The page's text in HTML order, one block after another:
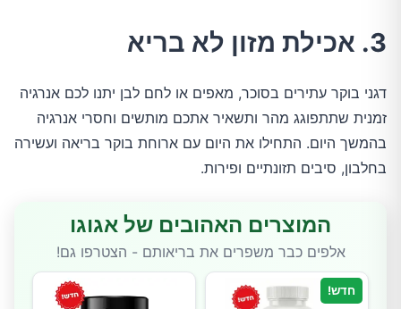
3. אכילת מזון לא בריא
דגני בוקר עתירים בסוכר, מאפים או לחם לבן יתנו לכם אנרגיה
זמנית שתתפוגג מהר ותשאיר אתכם מותשים וחסרי אנרגיה
בהמשך היום. התחילו את היום עם ארוחת בוקר בריאה ועשירה
בחלבון, סיבים תזונתיים ופירות.
המוצרים האהובים של אגוגו
אלפים כבר משפרים את בריאותם - הצטרפו גם!
חדש!